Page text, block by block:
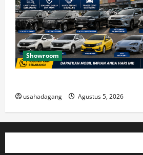
Showroom
usahadagang Agustus 5, 2026